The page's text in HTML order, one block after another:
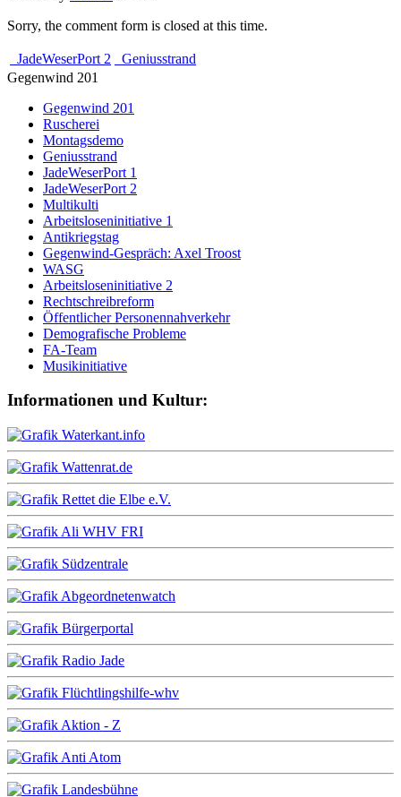
Sorry, the comment form is closed at this time.
JadeWeserPort 2
Geniusstrand
Gegenwind 201
Gegenwind 201
Ruscherei
Montagsdemo
Geniusstrand
JadeWeserPort 1
JadeWeserPort 2
Multikulti
Arbeitsloseninitiative 1
Antikriegstag
Gegenwind-Gespräch: Axel Troost
WASG
Arbeitsloseninitiative 2
Rechtschreibreform
Öffentlicher Personennahverkehr
Demografische Probleme
FA-Team
Musikinitiative
Informationen und Kultur: